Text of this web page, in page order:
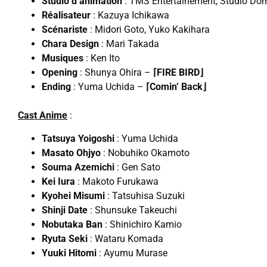
Réalisateur : Kazuya Ichikawa
Scénariste : Midori Goto, Yuko Kakihara
Chara Design : Mari Takada
Musiques : Ken Ito
Opening : Shunya Ohira – ⌈FIRE BIRD⌋
Ending : Yuma Uchida – ⌈Comin’ Back⌋
Cast Anime :
Tatsuya Yoigoshi : Yuma Uchida
Masato Ohjyo : Nobuhiko Okamoto
Souma Azemichi : Gen Sato
Kei Iura : Makoto Furukawa
Kyohei Misumi : Tatsuhisa Suzuki
Shinji Date : Shunsuke Takeuchi
Nobutaka Ban : Shinichiro Kamio
Ryuta Seki : Wataru Komada
Yuuki Hitomi : Ayumu Murase